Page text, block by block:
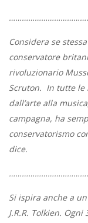
Considera se
conservatore
rivoluzionario
Scruton. In tutte le
dall’arte alla
campagna, ha
conservatorismo
dice.
Si ispira anche a
J.R.R. Tolkien.